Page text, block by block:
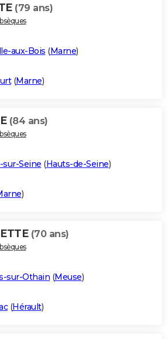
(79 ans)
aux-Bois (Marne)
(Marne)
(84 ans)
sur-Seine (Hauts-de-Seine)
)
(70 ans)
sur-Othain (Meuse)
(Hérault)